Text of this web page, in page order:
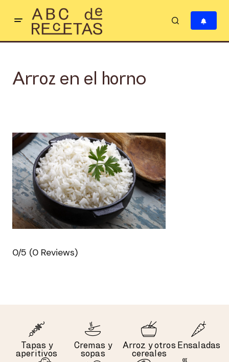
Arroz en el horno
0/5 (0 Reviews)
Tapas y
aperitivos
Cremas y
sopas
Arroz y otros
cereales
Ensaladas